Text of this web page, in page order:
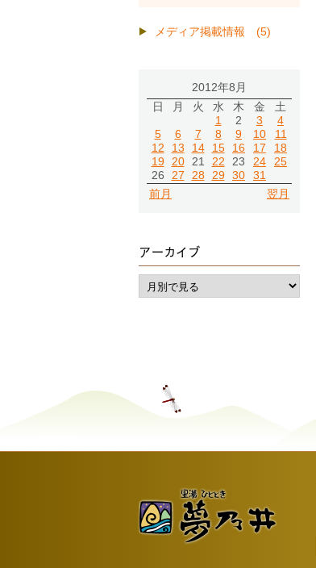
メディア掲載情報 (5)
2012年8月
日
月 火 水 木 金
土
1
2 3
4
5
6 7 8 9 10
11
12
13 14 15 16 17
18
19
20 21 22 23 24
25
26
27 28 29 30
31
前月
翌月
アーカイブ